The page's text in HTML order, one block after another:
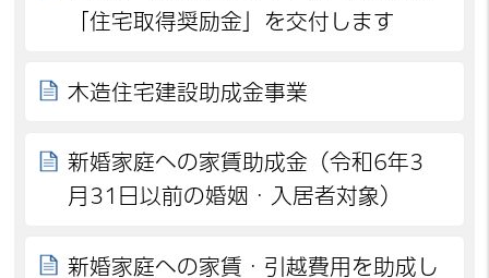
「住宅取得奨励金」を交付します
木造住宅建設助成金事業
新婚家庭への家賃助成金（令和6年3
月31日以前の婚姻・入居者対象）
新婚家庭への家賃・引越費用を助成し